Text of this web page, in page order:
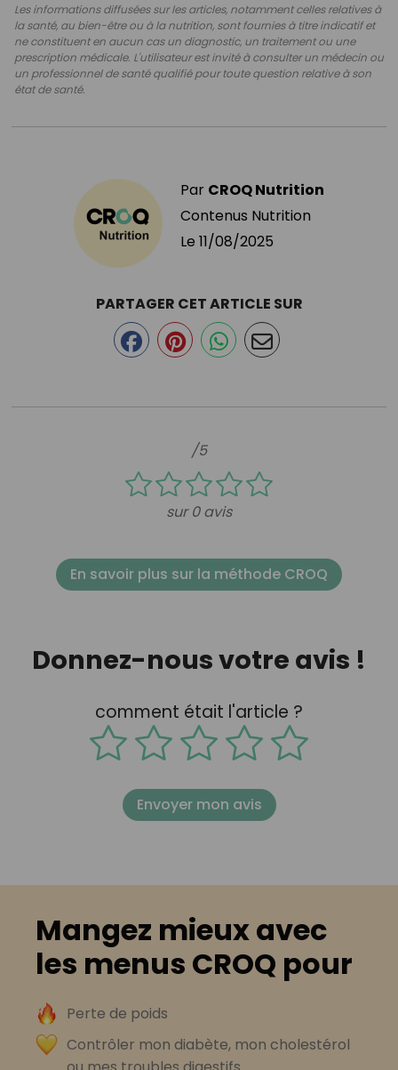
Les informations diffusées sur les articles, notamment celles relatives à
la santé, au bien-être ou à la nutrition, sont fournies à titre indicatif et
ne constituent en aucun cas un diagnostic, un traitement ou une
prescription médicale. L'utilisateur est invité à consulter un médecin ou
un professionnel de santé qualifié pour toute question relative à son
état de santé.
Par CROQ Nutrition
Contenus Nutrition
Le 11/08/2025
/5
sur 0 avis
PARTAGER CET ARTICLE SUR
En savoir plus sur la méthode CROQ
Donnez-nous votre avis !
comment était l'article ?
Envoyer mon avis
Mangez mieux avec
les menus CROQ pour
Perte de poids
Contrôler mon diabète, mon cholestérol